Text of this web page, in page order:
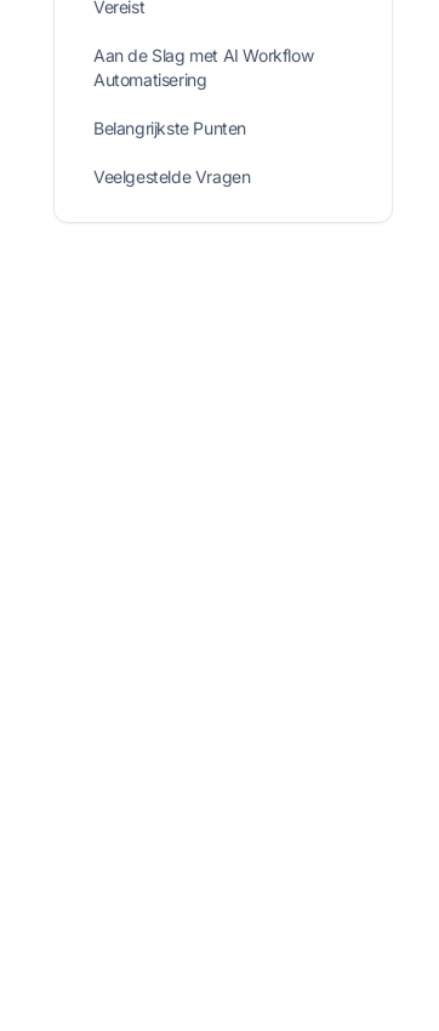
Vereist
Aan de Slag met AI Workflow
Automatisering
Belangrijkste Punten
Veelgestelde Vragen